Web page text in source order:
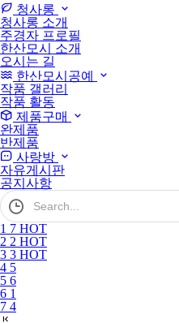
light청사롱
청사롱 소개
주경자 프로필
한산모시 소개
오시는 길
한산모시공예
작품 갤러리
작품 활동
제품구매
완제품
반제품
사랑방
자유게시판
공지사항
검
색
어
필
수
1 7 HOT
2 2 HOT
3 3 HOT
4 5
5 6
6 1
7 4